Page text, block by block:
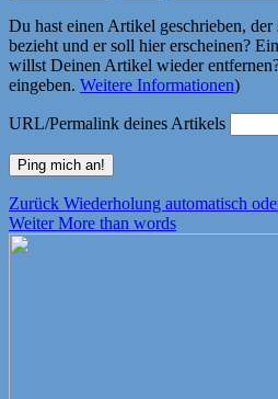
Du hast einen Artikel geschrieben,
bezieht und er soll hier erscheinen?
willst Deinen Artikel wieder
eingeben. Weitere Informationen)
URL/Permalink deines Artikels
Beitragsnavigation
Zurück Vorheriger
Beitrag:
Wiederholung automatisch
Weiter Nächster
More than words